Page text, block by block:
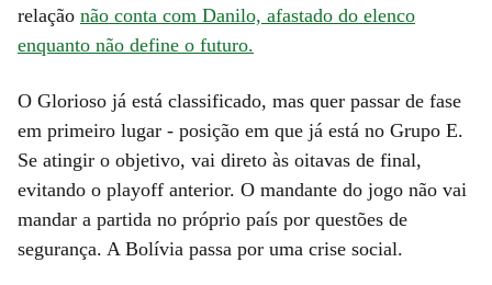
relação não conta com Danilo, afastado do elenco
enquanto não define o futuro.
O Glorioso já está classificado, mas quer passar de fase
em primeiro lugar - posição em que já está no Grupo E.
Se atingir o objetivo, vai direto às oitavas de final,
evitando o playoff anterior. O mandante do jogo não vai
mandar a partida no próprio país por questões de
segurança. A Bolívia passa por uma crise social.